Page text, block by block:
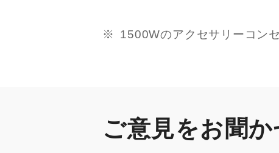
1500Wのアクセサリーコン
ご意見をお聞